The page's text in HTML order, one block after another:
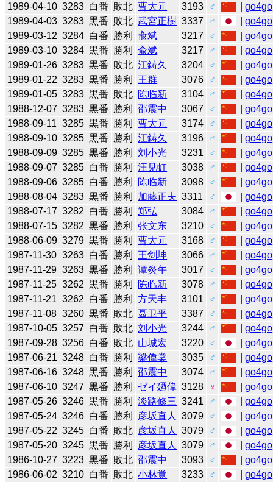
1989-04-10 3283 白番 敗北 曹大元 3193 ♂ |go4go
1989-04-03 3283 黒番 敗北 武宮正樹 3337 ♂ |go4go
1989-03-12 3284 白番 勝利 兪斌 3217 ♂ |go4go
1989-03-10 3284 黒番 勝利 兪斌 3217 ♂ |go4go
1989-01-26 3283 黒番 敗北 江鋳久 3204 ♂ |go4go
1989-01-22 3283 黒番 勝利 王群 3076 ♂ |go4go
1989-01-05 3283 黒番 敗北 陈临新 3104 ♂ |go4go
1988-12-07 3283 黒番 勝利 邵震中 3067 ♂ |go4go
1988-09-11 3285 黒番 勝利 曹大元 3174 ♂ |go4go
1988-09-10 3285 黒番 勝利 江鋳久 3196 ♂ |go4go
1988-09-09 3285 黒番 勝利 刘小光 3231 ♂ |go4go
1988-09-07 3285 白番 勝利 汪见虹 3038 ♂ |go4go
1988-09-06 3285 白番 勝利 陈临新 3098 ♂ |go4go
1988-08-04 3283 黒番 勝利 加藤正夫 3311 ♂ |go4go
1988-07-17 3282 白番 勝利 郑弘 3084 ♂ |go4go
1988-07-15 3282 黒番 勝利 张文东 3210 ♂ |go4go
1988-06-09 3279 黒番 勝利 曹大元 3168 ♂ |go4go
1987-11-30 3263 白番 勝利 王剑坤 3066 ♂ |go4go
1987-11-29 3263 黒番 勝利 谭炎午 3017 ♂ |go4go
1987-11-25 3262 黒番 勝利 陈临新 3078 ♂ |go4go
1987-11-21 3262 白番 勝利 方天丰 3101 ♂ |go4go
1987-11-08 3260 黒番 敗北 聂卫平 3387 ♂ |go4go
1987-10-05 3257 白番 敗北 刘小光 3244 ♂ |go4go
1987-09-28 3256 白番 敗北 山城宏 3220 ♂ |go4go
1987-06-21 3248 白番 勝利 梁偉棠 3035 ♂ |go4go
1987-06-16 3248 黒番 勝利 邵震中 3074 ♂ |go4go
1987-06-10 3247 黒番 勝利 ゼイ廼偉 3128 ♀ |go4go
1987-05-26 3246 黒番 勝利 淡路修三 3241 ♂ |go4go
1987-05-24 3246 白番 勝利 彦坂直人 3079 ♂ |go4go
1987-05-22 3245 白番 敗北 彦坂直人 3079 ♂ |go4go
1987-05-20 3245 黒番 勝利 彦坂直人 3079 ♂ |go4go
1986-10-27 3223 黒番 敗北 邵震中 3093 ♂ |go4go
1986-06-02 3210 白番 敗北 小林覚 3233 ♂ |go4go